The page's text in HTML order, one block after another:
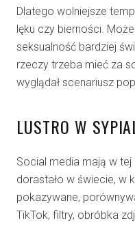
Dlatego wolniejsze
lęku czy bierności.
seksualność bardziej
rzeczy trzeba mieć za
wyglądał scenariusz
LUSTRO W
Social media mają w
dorastało w świecie, w
pokazywane,
TikTok, filtry, obróbka